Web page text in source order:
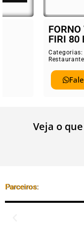
FORNO
FIRI 80
Categorias:Bares e
,Utilidades
Fale conosco!
Veja o
Parceiros: